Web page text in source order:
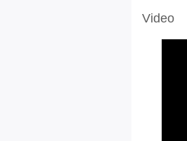
Video